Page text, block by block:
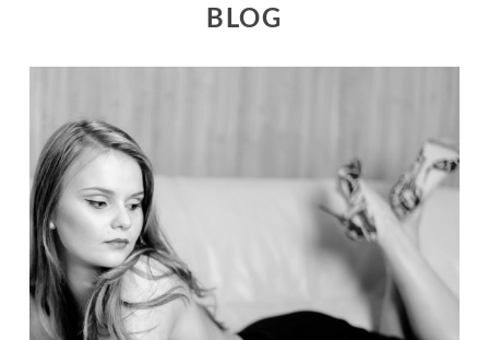
BLOG
JOURNÉES EUROPÉENNES DES
MÉTIERS D’ART